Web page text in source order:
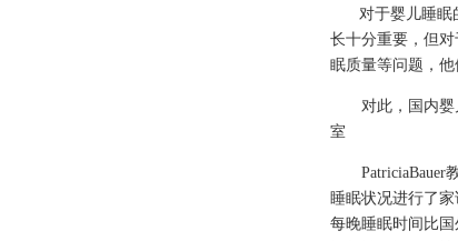
对于婴儿睡眠的
长十分重要，但
眠质量等问题，他
对此，国内婴儿
室
PatriciaBauer教
睡眠状况进行了
每晚睡眠时间比